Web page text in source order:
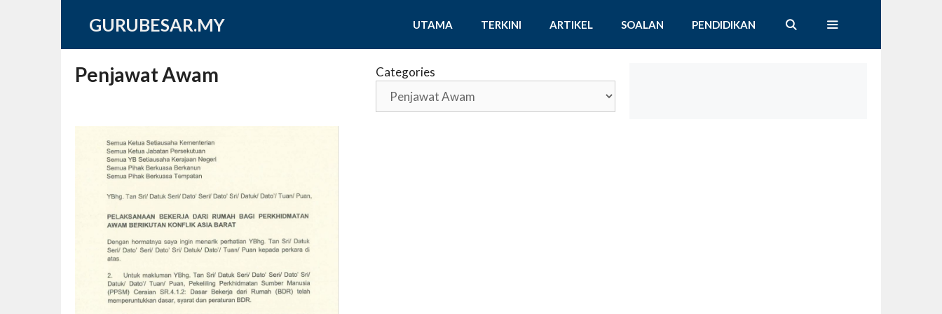
GURUBESAR.MY UTAMA TERKINI ARTIKEL SOALAN PENDIDIKAN
Penjawat Awam Categories